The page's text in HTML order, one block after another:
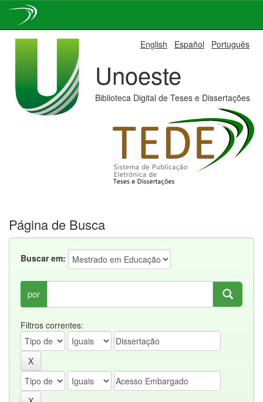
English Español Português
Unoeste
Biblioteca Digital de Teses e Dissertações
Página de Busca
Buscar em:
por
Filtros correntes: